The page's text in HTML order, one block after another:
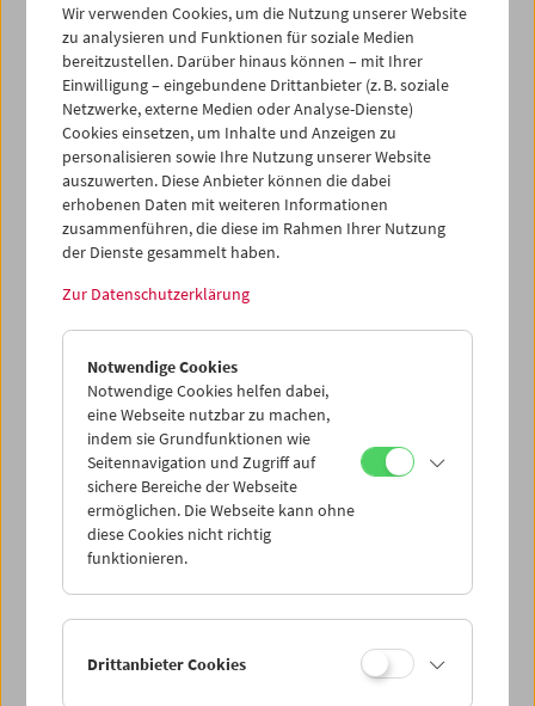
Emily Artmann
In memoriam
In Person und Carte Blanche: Viktoria Schmid
Widerspiegelnde Lichter
Wir verwenden Cookies, um die Nutzung unserer Website
zu analysieren und Funktionen für soziale Medien
bereitzustellen. Darüber hinaus können – mit Ihrer
Einwilligung – eingebundene Drittanbieter (z. B. soziale
Netzwerke, externe Medien oder Analyse-Dienste)
Cookies einsetzen, um Inhalte und Anzeigen zu
personalisieren sowie Ihre Nutzung unserer Website
auszuwerten. Diese Anbieter können die dabei
erhobenen Daten mit weiteren Informationen
zusammenführen, die diese im Rahmen Ihrer Nutzung
der Dienste gesammelt haben.
Zur Datenschutzerklärung
Notwendige Cookies
Notwendige Cookies helfen dabei,
eine Webseite nutzbar zu machen,
indem sie Grundfunktionen wie
Seitennavigation und Zugriff auf
sichere Bereiche der Webseite
ermöglichen. Die Webseite kann ohne
diese Cookies nicht richtig
funktionieren.
Drittanbieter Cookies